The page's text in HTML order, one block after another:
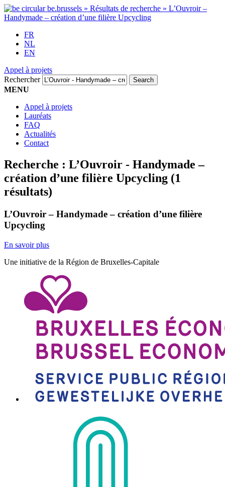
FR
NL
EN
Appel à projets
Rechercher
MENU
Appel à projets
Lauréats
FAQ
Actualités
Contact
Recherche : L’Ouvroir - Handymade –
création d’une filière Upcycling (1
résultats)
L’Ouvroir – Handymade – création d’une filière
Upcycling
En savoir plus
Une initiative de la Région de Bruxelles-Capitale